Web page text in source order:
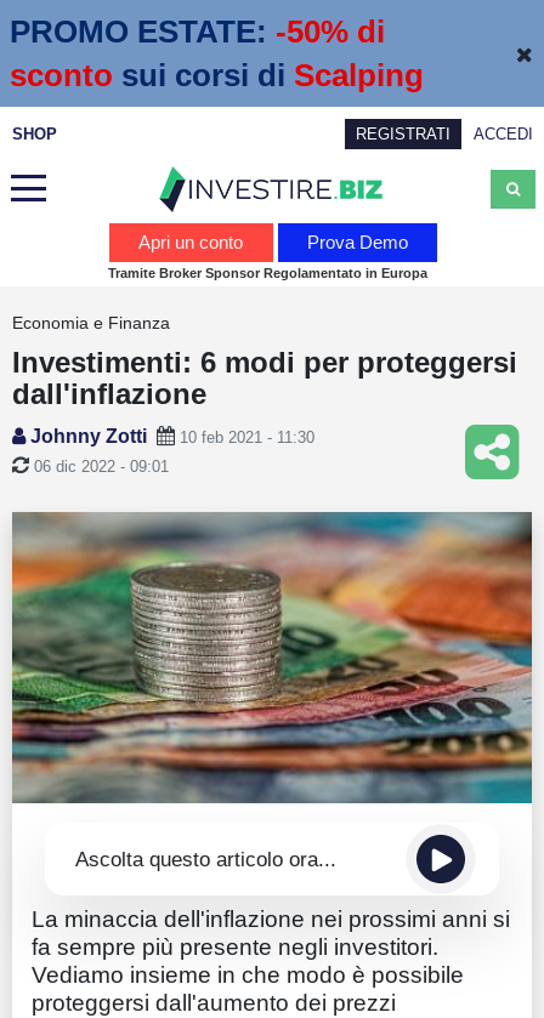
PROMO ESTATE: -50% di
sconto sui corsi di Scalping
SHOP REGISTRATI ACCEDI
Webinar
Servizi
Education
Guide
Quotazioni
Conto IG
Guru Monitor
Stagionalità
Apri un conto Prova Demo
Tramite Broker Sponsor Regolamentato in Europa
Economia e Finanza
Investimenti: 6 modi per proteggersi
dall'inflazione
Johnny Zotti
10 feb 2021 - 11:30
06 dic 2022 - 09:01
Ascolta questo articolo ora...
La minaccia dell'inflazione nei prossimi anni si
fa sempre più presente negli investitori.
Vediamo insieme in che modo è possibile
proteggersi dall'aumento dei prezzi